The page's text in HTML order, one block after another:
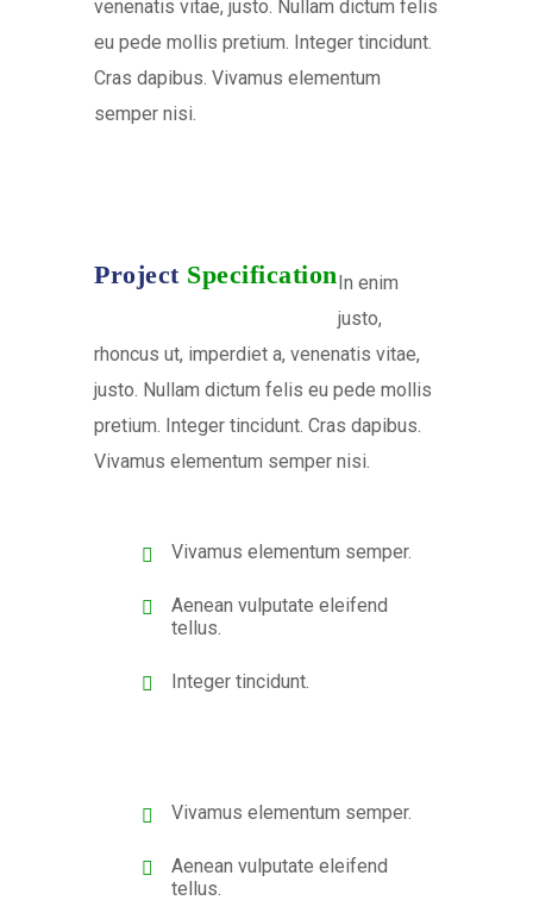
venenatis vitae, justo. Nullam dictum felis
eu pede mollis pretium. Integer tincidunt.
Cras dapibus. Vivamus elementum
semper nisi.
Project SpecificationIn enim
justo,
rhoncus ut, imperdiet a, venenatis vitae,
justo. Nullam dictum felis eu pede mollis
pretium. Integer tincidunt. Cras dapibus.
Vivamus elementum semper nisi.
Vivamus elementum semper.
Aenean vulputate eleifend
tellus.
Integer tincidunt.
Vivamus elementum semper.
Aenean vulputate eleifend
tellus.